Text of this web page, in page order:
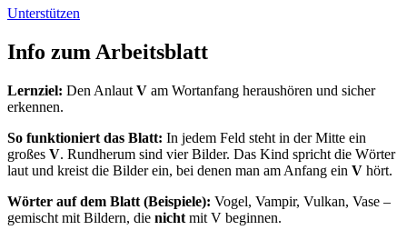
Unterstützen
Info zum Arbeitsblatt
Lernziel: Den Anlaut V am Wortanfang heraushören und sicher
erkennen.
So funktioniert das Blatt: In jedem Feld steht in der Mitte ein
großes V. Rundherum sind vier Bilder. Das Kind spricht die Wörter
laut und kreist die Bilder ein, bei denen man am Anfang ein V hört.
Wörter auf dem Blatt (Beispiele): Vogel, Vampir, Vulkan, Vase –
gemischt mit Bildern, die nicht mit V beginnen.